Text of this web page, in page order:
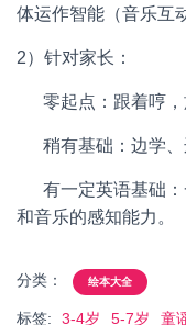
体运作智能（音乐互
2）针对家长：
零起点：跟着哼，
稍有基础：边学、
有一定英语基础：
和音乐的感知能力。
分类： 绘本大全
标签: 3-4岁 5-7岁 童